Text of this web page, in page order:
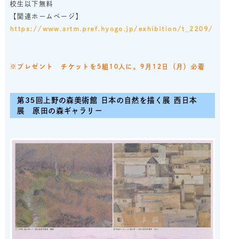
校生以下無料
【関連ホームページ】
https://www.artm.pref.hyogo.jp/exhibition/t_2209/
※プレゼント チケットを5組10人に。9月12日（月）必着
第35回上野の森美術館 日本の自然を描く展 西日本
展
原田の森ギャラリー